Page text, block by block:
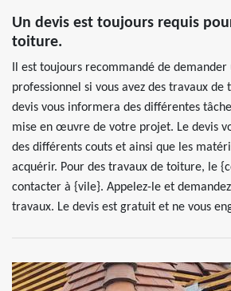
Un devis est toujours requis
toiture.
Il est toujours recommandé de demander
professionnel si vous avez des travaux de
devis vous informera des différentes
mise en œuvre de votre projet. Le devis
des différents couts et ainsi que les
acquérir. Pour des travaux de toiture, le
contacter à {vile}. Appelez-le et
travaux. Le devis est gratuit et ne vous